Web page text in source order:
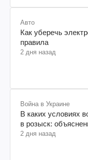
Авто
Как уберечь
правила
2 дня назад
Война в Украине
В каких условиях
в розыск:
2 дня назад